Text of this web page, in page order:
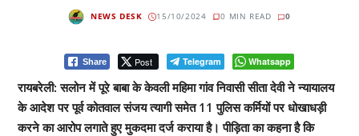
NEWS DESK 15/10/2024 0 MIN READ 0
Share Post Telegram Whatsapp
रायबरेली: सलोन में पूरे बाबा के केवली महिमा गांव निवासी सीता देवी ने न्यायालय
के आदेश पर पूर्व कोतवाल संजय त्यागी समेत 11 पुलिस कर्मियों पर धोखाधड़ी
करने का आरोप लगाते हुए मुकदमा दर्ज कराया है। पीड़िता का कहना है कि